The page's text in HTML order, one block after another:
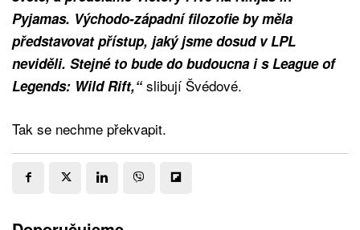
Pyjamas. Východo-západní filozofie by měla
představovat přístup, jaký jsme dosud v LPL
neviděli. Stejné to bude do budoucna i s League of
Legends: Wild Rift,“slibují Švédové.
Tak se nechme překvapit.